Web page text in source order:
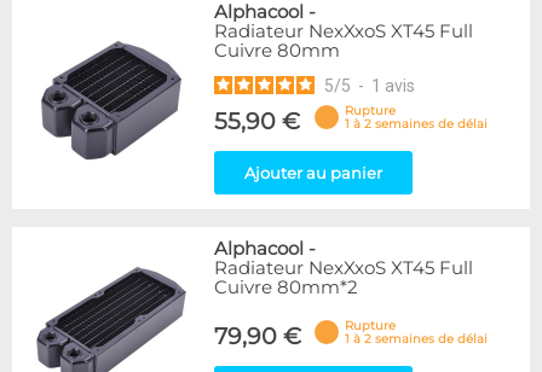
Alphacool -
Radiateur NexXxoS XT45 Full
Cuivre 80mm
5/5 - 1 avis
55,90 €
Rupture
1 à 2 semaines de délai
Ajouter au panier
Alphacool -
Radiateur NexXxoS XT45 Full
Cuivre 80mm*2
79,90 €
Rupture
1 à 2 semaines de délai